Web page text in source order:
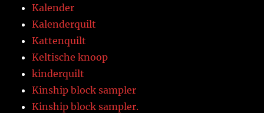
Kalender
Kalenderquilt
Kattenquilt
Keltische knoop
kinderquilt
Kinship block sampler
Kinship block sampler.